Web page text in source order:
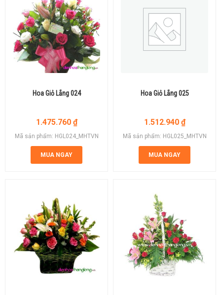
Hoa Giỏ Lẵng 024
1.475.760 ₫
Mã sản phẩm: HGL024_MHTVN
MUA NGAY
Hoa Giỏ Lẵng 025
1.512.940 ₫
Mã sản phẩm: HGL025_MHTVN
MUA NGAY